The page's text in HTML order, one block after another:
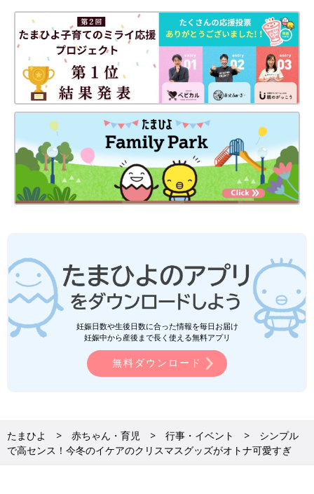
妊娠日数や生後日数に合った情報を毎日お届け
妊娠中から産後まで長く使える無料アプリ
無料ダウンロード
たまひよ 赤ちゃん・育児 行事・イベント
シンプル
で高センス！今冬のイケアのクリスマスグッズがオトナ可愛すぎ